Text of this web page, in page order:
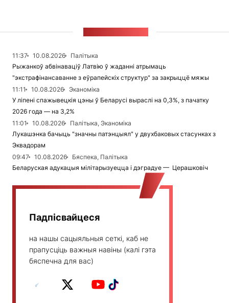
11:37 10.08.2026
Палітыка
Рыжанкоў абвінаваціў Латвію ў жаданні атрымаць
"экстрафінансаванне з еўрапейскіх структур" за закрыццё мяжы
11:11
10.08.2026
Эканоміка
У ліпені спажывецкія цэны ў Беларусі выраслі на 0,3%, з пачатку
2026 года — на 3,2%
11:01
10.08.2026
Палітыка, Эканоміка
Лукашэнка бачыць "значны патэнцыял" у двухбаковых стасунках з
Эквадорам
09:47
10.08.2026
Бяспека, Палітыка
Беларуская адукацыя мілітарызуецца і дэградуе — Церашковіч
Падпісвайцеся
на нашы сацыяльныя сеткі, каб не
прапусціць важныя навіны (калі гэта
бяспечна для вас)